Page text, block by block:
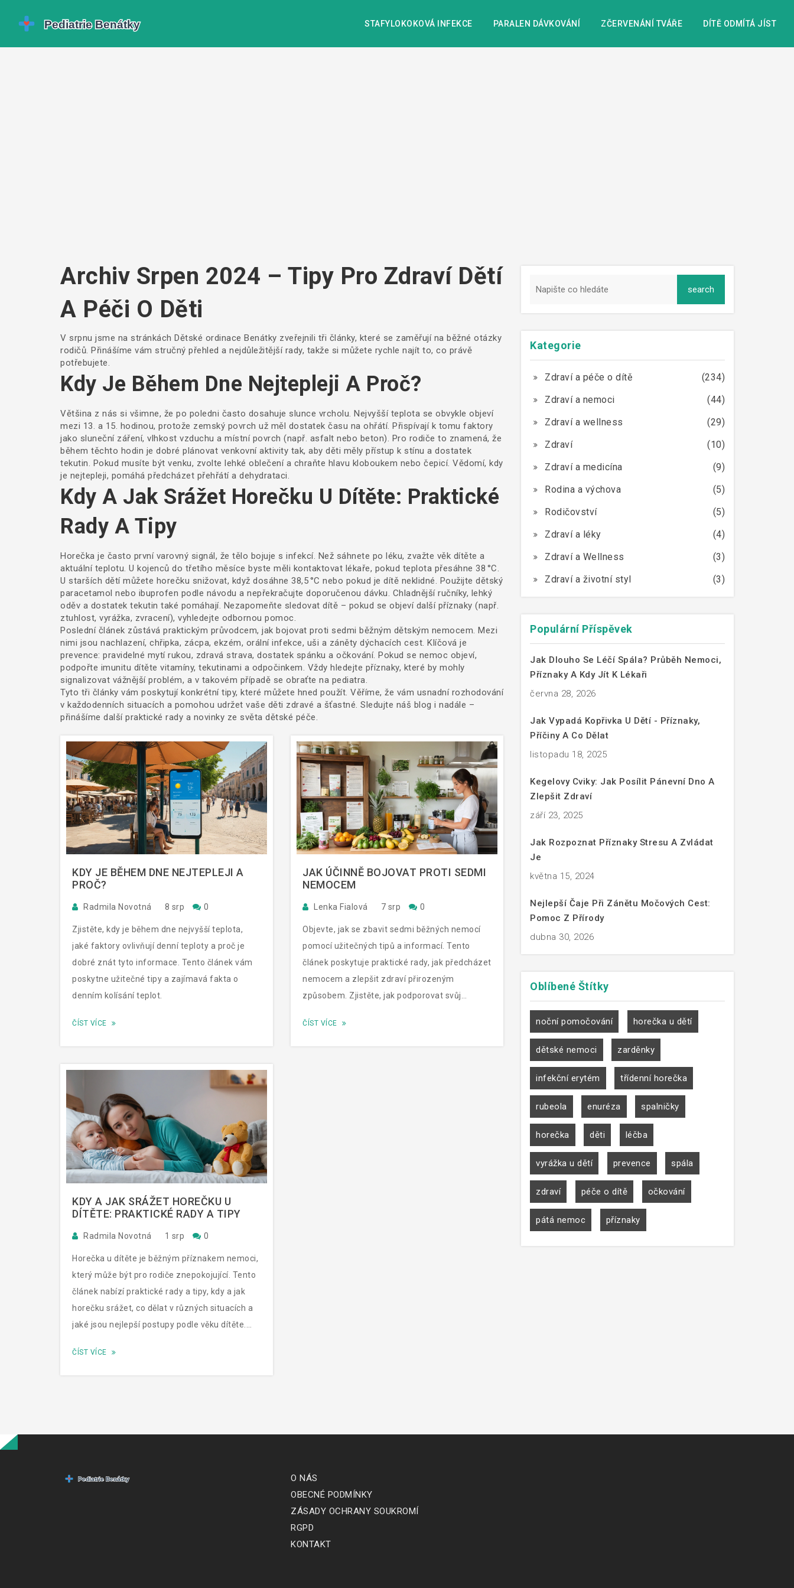
STAFYLOKOKOVÁ INFEKCE PARALEN DÁVKOVÁNÍ ZČERVENÁNÍ TVÁŘE DÍTĚ ODMÍTÁ JÍST
Archiv Srpen 2024 – Tipy Pro Zdraví Dětí
A Péči O Děti
V srpnu jsme na stránkách Dětské ordinace Benátky zveřejnili tři články, které se zaměřují na běžné otázky
rodičů. Přinášíme vám stručný přehled a nejdůležitější rady, takže si můžete rychle najít to, co právě
potřebujete.
Kdy Je Během Dne Nejtepleji A Proč?
Většina z nás si všimne, že po poledni často dosahuje slunce vrcholu. Nejvyšší teplota se obvykle objeví
mezi 13. a 15. hodinou, protože zemský povrch už měl dostatek času na ohřátí. Přispívají k tomu faktory
jako sluneční záření, vlhkost vzduchu a místní povrch (např. asfalt nebo beton). Pro rodiče to znamená, že
během těchto hodin je dobré plánovat venkovní aktivity tak, aby děti měly přístup k stínu a dostatek
tekutin. Pokud musíte být venku, zvolte lehké oblečení a chraňte hlavu kloboukem nebo čepicí. Vědomí, kdy
je nejtepleji, pomáhá předcházet přehřátí a dehydrataci.
Kdy A Jak Srážet Horečku U Dítěte: Praktické
Rady A Tipy
Horečka je často první varovný signál, že tělo bojuje s infekcí. Než sáhnete po léku, zvažte věk dítěte a
aktuální teplotu. U kojenců do třetího měsíce byste měli kontaktovat lékaře, pokud teplota přesáhne 38 °C.
U starších dětí můžete horečku snižovat, když dosáhne 38,5 °C nebo pokud je dítě neklidné. Použijte dětský
paracetamol nebo ibuprofen podle návodu a nepřekračujte doporučenou dávku. Chladnější ručníky, lehký
oděv a dostatek tekutin také pomáhají. Nezapomeňte sledovat dítě – pokud se objeví další příznaky (např.
ztuhlost, vyrážka, zvracení), vyhledejte odbornou pomoc.
Poslední článek zůstává praktickým průvodcem, jak bojovat proti sedmi běžným dětským nemocem. Mezi
nimi jsou nachlazení, chřipka, zácpa, ekzém, orální infekce, uši a záněty dýchacích cest. Klíčová je
prevence: pravidelné mytí rukou, zdravá strava, dostatek spánku a očkování. Pokud se nemoc objeví,
podpořte imunitu dítěte vitamíny, tekutinami a odpočinkem. Vždy hledejte příznaky, které by mohly
signalizovat vážnější problém, a v takovém případě se obraťte na pediatra.
Tyto tři články vám poskytují konkrétní tipy, které můžete hned použít. Věříme, že vám usnadní rozhodování
v každodenních situacích a pomohou udržet vaše děti zdravé a šťastné. Sledujte náš blog i nadále –
přinášíme další praktické rady a novinky ze světa dětské péče.
KDY JE BĚHEM DNE NEJTEPLEJI A
PROČ?
Radmila Novotná 8 srp 0
Zjistěte, kdy je během dne nejvyšší teplota,
jaké faktory ovlivňují denní teploty a proč je
dobré znát tyto informace. Tento článek vám
poskytne užitečné tipy a zajímavá fakta o
denním kolísání teplot.
ČÍST VÍCE
JAK ÚČINNĚ BOJOVAT PROTI SEDMI
NEMOCEM
Lenka Fialová 7 srp 0
Objevte, jak se zbavit sedmi běžných nemocí
pomocí užitečných tipů a informací. Tento
článek poskytuje praktické rady, jak předcházet
nemocem a zlepšit zdraví přirozeným
způsobem. Zjistěte, jak podporovat svůj
různých fázích jejich vývoje.
ČÍST VÍCE
KDY A JAK SRÁŽET HOREČKU U
DÍTĚTE: PRAKTICKÉ RADY A TIPY
Radmila Novotná 1 srp 0
Horečka u dítěte je běžným příznakem nemoci,
který může být pro rodiče znepokojující. Tento
článek nabízí praktické rady a tipy, kdy a jak
horečku srážet, co dělat v různých situacích a
jaké jsou nejlepší postupy podle věku dítěte.
zasáhnout a kdy nechat tělo bojovat samo.
ČÍST VÍCE
Kategorie
Zdraví a péče o dítě
(234)
Zdraví a nemoci
(44)
Zdraví a wellness
(29)
Zdraví
(10)
Zdraví a medicína
(9)
Rodina a výchova
(5)
Rodičovství
(5)
Zdraví a léky
(4)
Zdraví a Wellness
(3)
Zdraví a životní styl
(3)
Populární Příspěvek
Jak Dlouho Se Léčí Spála? Průběh Nemoci,
Příznaky A Kdy Jít K Lékaři
června 28, 2026
Jak Vypadá Kopřivka U Dětí - Příznaky,
Příčiny A Co Dělat
listopadu 18, 2025
Kegelovy Cviky: Jak Posílit Pánevní Dno A
Zlepšit Zdraví
září 23, 2025
Jak Rozpoznat Příznaky Stresu A Zvládat
Je
května 15, 2024
Nejlepší Čaje Při Zánětu Močových Cest:
Pomoc Z Přírody
dubna 30, 2026
Oblíbené Štítky
noční pomočování horečka u dětí
dětské nemoci zarděnky
infekční erytém třídenní horečka
rubeola enuréza spalničky
horečka děti léčba
vyrážka u dětí prevence spála
zdraví péče o dítě očkování
pátá nemoc příznaky
O NÁS
OBECNÉ PODMÍNKY
ZÁSADY OCHRANY SOUKROMÍ
RGPD
KONTAKT